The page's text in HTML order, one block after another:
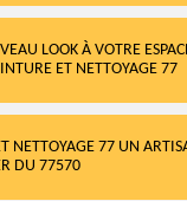
LOOK À VOTRE
ET NETTOYAGE 77
NETTOYAGE 77 UN
DU 77570